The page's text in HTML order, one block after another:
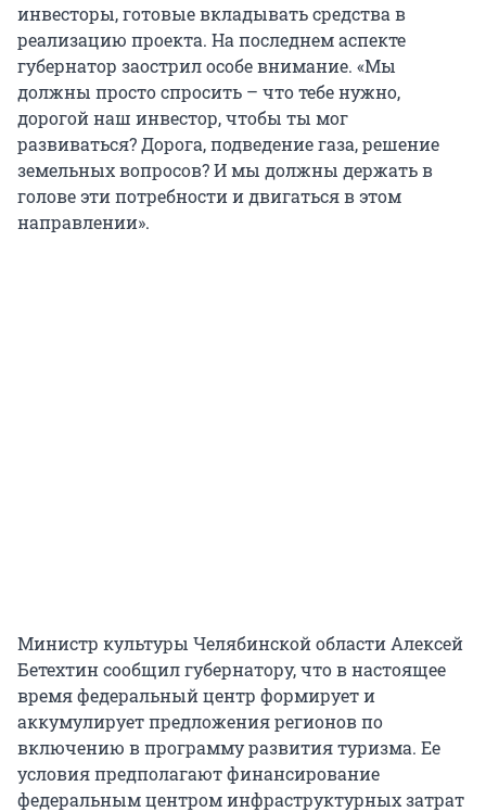
инвесторы, готовые вкладывать средства в
реализацию проекта. На последнем аспекте
губернатор заострил особе внимание. «Мы
должны просто спросить – что тебе нужно,
дорогой наш инвестор, чтобы ты мог
развиваться? Дорога, подведение газа, решение
земельных вопросов? И мы должны держать в
голове эти потребности и двигаться в этом
направлении».
Министр культуры Челябинской области Алексей
Бетехтин сообщил губернатору, что в настоящее
время федеральный центр формирует и
аккумулирует предложения регионов по
включению в программу развития туризма. Ее
условия предполагают финансирование
федеральным центром инфраструктурных затрат